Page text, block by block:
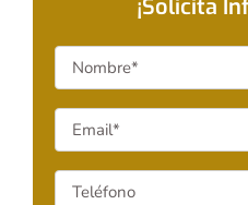
¡Solicita